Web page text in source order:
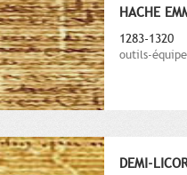
HACHE
1283-1320
outils-
DEMI-